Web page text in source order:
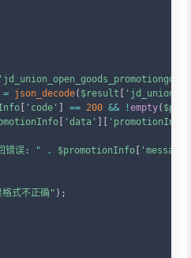
= json_decode( $result
'code' == 200 && !empty(
'data'
'promotionInfo'
错误: " . $promotionInfo 'message'
式不正确" ) ;